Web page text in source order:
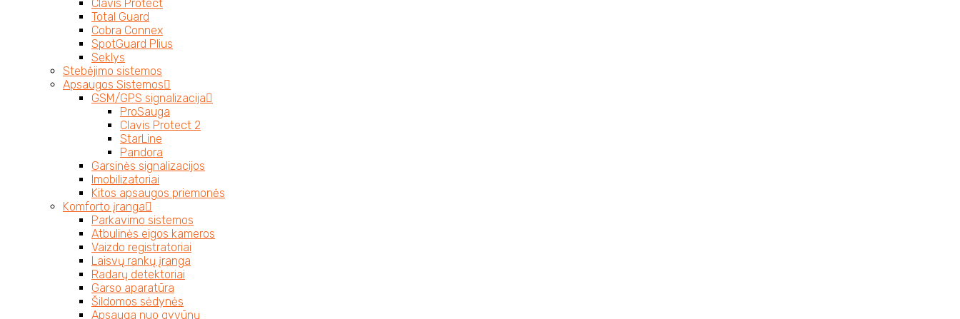
Clavis Protect
Total Guard
Cobra Connex
SpotGuard Plius
Seklys
Stebėjimo sistemos
Apsaugos Sistemos
GSM/GPS signalizacija
ProSauga
Clavis Protect 2
StarLine
Pandora
Garsinės signalizacijos
Imobilizatoriai
Kitos apsaugos priemonės
Komforto įranga
Parkavimo sistemos
Atbulinės eigos kameros
Vaizdo registratoriai
Laisvų rankų įranga
Radarų detektoriai
Garso aparatūra
Šildomos sėdynės
Apsauga nuo gyvūnų